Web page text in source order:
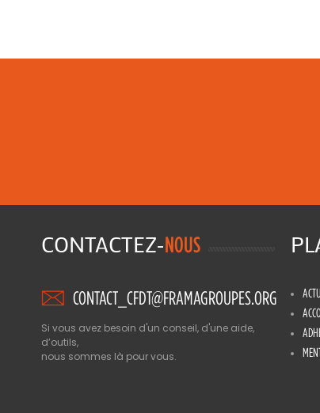
CONTACTEZ-NOUS
CONTACT_CFDT@FRAMAGROUPES.ORG
Si vous avez besoin d'un conseil, d'une aide,
d’outils,
nous sommes là pour vous.